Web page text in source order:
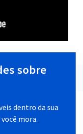
sobre
dentro da sua
mora.